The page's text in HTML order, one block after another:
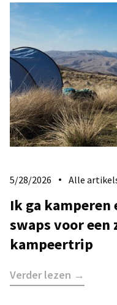
5/28/2026 Alle
Ik ga kamperen
swaps voor een
kampeertrip
Verder lezen →